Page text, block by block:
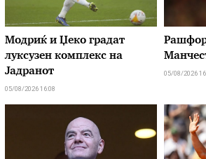
Модриќ и Џеко градат
луксузен комплекс на
Јадранот
05/08/2026 16:08
05/08/2026